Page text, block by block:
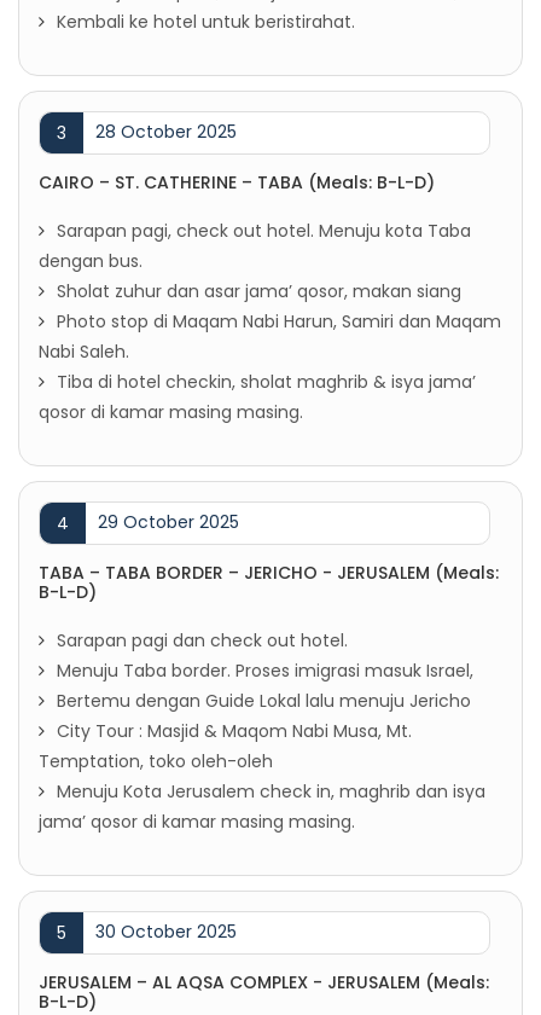
Kembali ke hotel untuk beristirahat.
3 28 October 2025
CAIRO – ST. CATHERINE – TABA (Meals: B-L-D)
Sarapan pagi, check out hotel. Menuju kota Taba
dengan bus.
Sholat zuhur dan asar jama’ qosor, makan siang
Photo stop di Maqam Nabi Harun, Samiri dan Maqam
Nabi Saleh.
Tiba di hotel checkin, sholat maghrib & isya jama’
qosor di kamar masing masing.
4 29 October 2025
TABA – TABA BORDER – JERICHO - JERUSALEM (Meals:
B-L-D)
Sarapan pagi dan check out hotel.
Menuju Taba border. Proses imigrasi masuk Israel,
Bertemu dengan Guide Lokal lalu menuju Jericho
City Tour : Masjid & Maqom Nabi Musa, Mt.
Temptation, toko oleh-oleh
Menuju Kota Jerusalem check in, maghrib dan isya
jama’ qosor di kamar masing masing.
5 30 October 2025
JERUSALEM – AL AQSA COMPLEX - JERUSALEM (Meals:
B-L-D)